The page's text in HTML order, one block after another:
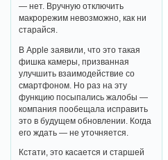
— нет. Вручную отключить
макрорежим невозможно, как ни
старайся.
В Apple заявили, что это такая
фишка камеры, призванная
улучшить взаимодействие со
смартфоном. Но раз на эту
функцию посыпались жалобы —
компания пообещала исправить
это в будущем обновлении. Когда
его ждать — не уточняется.
Кстати, это касается и старшей